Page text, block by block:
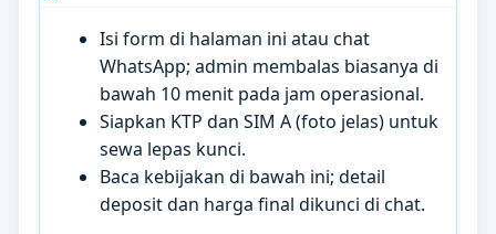
Isi form di halaman ini atau chat
WhatsApp; admin membalas biasanya di
bawah 10 menit pada jam operasional.
Siapkan KTP dan SIM A (foto jelas) untuk
sewa lepas kunci.
Baca kebijakan di bawah ini; detail
deposit dan harga final dikunci di chat.